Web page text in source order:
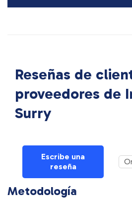
Reseñas de
proveedores de
Surry
Escribe una
reseña
Metodología